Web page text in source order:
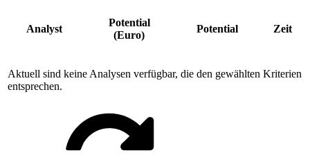
Analyst
Potential
(Euro)
Potential Zeit
Aktuell sind keine Analysen verfügbar, die den gewählten Kriterien
entsprechen.